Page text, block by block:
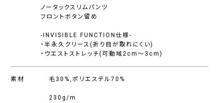
ノータックスリムパンツ
フロントボタン留め
-INVISIBLE FUNCTION仕様-
・半永久クリース(折り目が取れにくい)
・ウエストストレッチ(可動域2cm〜3cm)
素材 毛30%,ポリエステル70%
230g/m